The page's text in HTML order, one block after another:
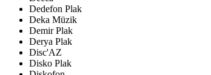
Dedefon Plak
Deka Müzik
Demir Plak
Derya Plak
Disc'AZ
Disko Plak